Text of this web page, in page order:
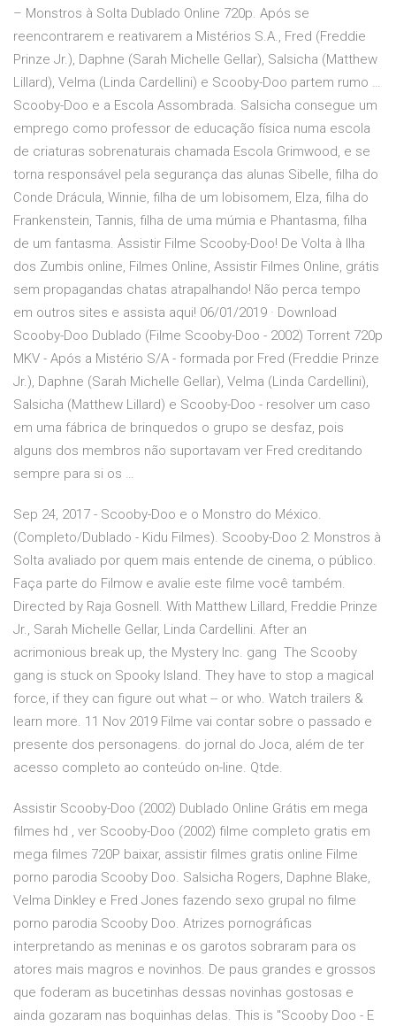
– Monstros à Solta Dublado Online 720p. Após se
reencontrarem e reativarem a Mistérios S.A., Fred (Freddie
Prinze Jr.), Daphne (Sarah Michelle Gellar), Salsicha (Matthew
Lillard), Velma (Linda Cardellini) e Scooby-Doo partem rumo …
Scooby-Doo e a Escola Assombrada. Salsicha consegue um
emprego como professor de educação física numa escola
de criaturas sobrenaturais chamada Escola Grimwood, e se
torna responsável pela segurança das alunas Sibelle, filha do
Conde Drácula, Winnie, filha de um lobisomem, Elza, filha do
Frankenstein, Tannis, filha de uma múmia e Phantasma, filha
de um fantasma. Assistir Filme Scooby-Doo! De Volta à Ilha
dos Zumbis online, Filmes Online, Assistir Filmes Online, grátis
sem propagandas chatas atrapalhando! Não perca tempo
em outros sites e assista aqui! 06/01/2019 · Download
Scooby-Doo Dublado (Filme Scooby-Doo - 2002) Torrent 720p
MKV - Após a Mistério S/A - formada por Fred (Freddie Prinze
Jr.), Daphne (Sarah Michelle Gellar), Velma (Linda Cardellini),
Salsicha (Matthew Lillard) e Scooby-Doo - resolver um caso
em uma fábrica de brinquedos o grupo se desfaz, pois
alguns dos membros não suportavam ver Fred creditando
sempre para si os …
Sep 24, 2017 - Scooby-Doo e o Monstro do México.
(Completo/Dublado - Kidu Filmes). Scooby-Doo 2: Monstros à
Solta avaliado por quem mais entende de cinema, o público.
Faça parte do Filmow e avalie este filme você também.
Directed by Raja Gosnell. With Matthew Lillard, Freddie Prinze
Jr., Sarah Michelle Gellar, Linda Cardellini. After an
acrimonious break up, the Mystery Inc. gang The Scooby
gang is stuck on Spooky Island. They have to stop a magical
force, if they can figure out what -- or who. Watch trailers &
learn more. 11 Nov 2019 Filme vai contar sobre o passado e
presente dos personagens. do jornal do Joca, além de ter
acesso completo ao conteúdo on-line. Qtde.
Assistir Scooby-Doo (2002) Dublado Online Grátis em mega
filmes hd , ver Scooby-Doo (2002) filme completo gratis em
mega filmes 720P baixar, assistir filmes gratis online Filme
porno parodia Scooby Doo. Salsicha Rogers, Daphne Blake,
Velma Dinkley e Fred Jones fazendo sexo grupal no filme
porno parodia Scooby Doo. Atrizes pornográficas
interpretando as meninas e os garotos sobraram para os
atores mais magros e novinhos. De paus grandes e grossos
que foderam as bucetinhas dessas novinhas gostosas e
ainda gozaram nas boquinhas delas. This is "Scooby Doo - E